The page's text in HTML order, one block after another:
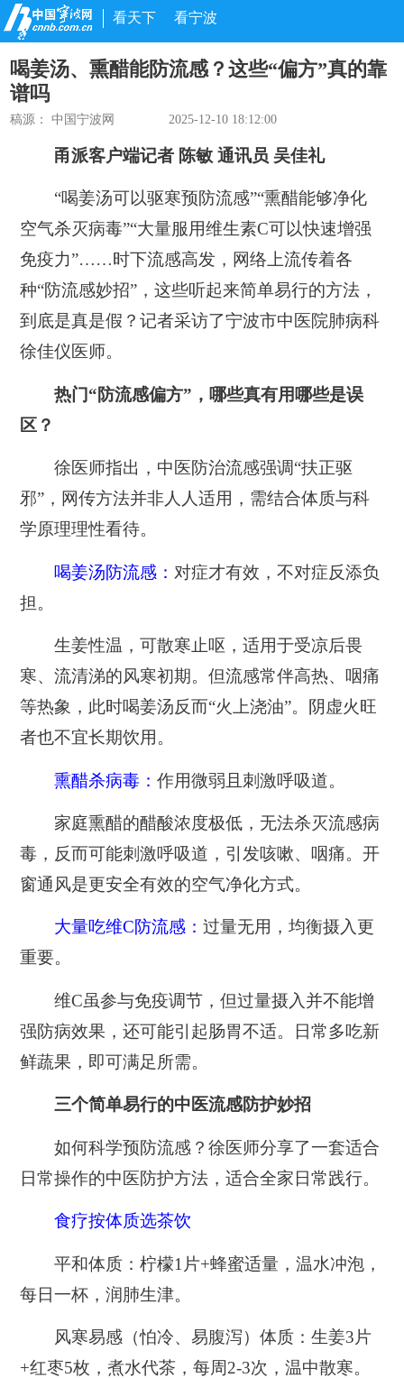
看天下 看宁波
喝姜汤、熏醋能防流感？这些“偏方”真的靠
谱吗
稿源： 中国宁波网 2025-12-10 18:12:00
甬派客户端记者 陈敏 通讯员 吴佳礼
“喝姜汤可以驱寒预防流感”“熏醋能够净化
空气杀灭病毒”“大量服用维生素C可以快速增强
免疫力”……时下流感高发，网络上流传着各
种“防流感妙招”，这些听起来简单易行的方法，
到底是真是假？记者采访了宁波市中医院肺病科
徐佳仪医师。
热门“防流感偏方”，哪些真有用哪些是误
区？
徐医师指出，中医防治流感强调“扶正驱
邪”，网传方法并非人人适用，需结合体质与科
学原理理性看待。
喝姜汤防流感： 对症才有效，不对症反添负
担。
生姜性温，可散寒止呕，适用于受凉后畏
寒、流清涕的风寒初期。但流感常伴高热、咽痛
等热象，此时喝姜汤反而“火上浇油”。阴虚火旺
者也不宜长期饮用。
熏醋杀病毒：作用微弱且刺激呼吸道。
家庭熏醋的醋酸浓度极低，无法杀灭流感病
毒，反而可能刺激呼吸道，引发咳嗽、咽痛。开
窗通风是更安全有效的空气净化方式。
大量吃维C防流感：过量无用，均衡摄入更
重要。
维C虽参与免疫调节，但过量摄入并不能增
强防病效果，还可能引起肠胃不适。日常多吃新
鲜蔬果，即可满足所需。
三个简单易行的中医流感防护妙招
如何科学预防流感？徐医师分享了一套适合
日常操作的中医防护方法，适合全家日常践行。
食疗按体质选茶饮
平和体质：柠檬1片+蜂蜜适量，温水冲泡，
每日一杯，润肺生津。
风寒易感（怕冷、易腹泻）体质：生姜3片
+红枣5枚，煮水代茶，每周2-3次，温中散寒。